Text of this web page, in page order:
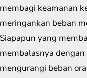
membagi keamanan
meringankan beban
Siapapun yang
membalasnya
mengurangi beban